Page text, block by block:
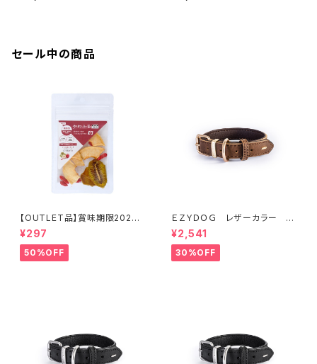
セール中の商品
【OUTLET品】賞味期限2026
年10月22日【犬用おやつ】やわ
ふる クコの実エキスをスプレ
ーしたリンゴ＆キウイスライスカ
ット 10g
¥297
50%OFF
ＥＺＹＤＯＧ レザーカラー M
(全2色)
¥2,541
30%OFF